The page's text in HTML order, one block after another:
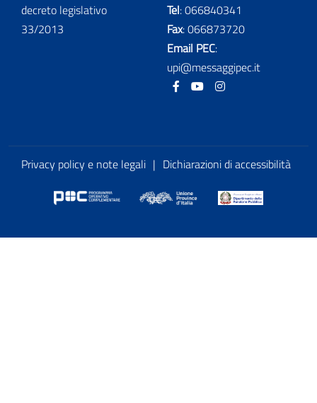
decreto legislativo
33/2013
Tel:066840341
Fax:066873720
Email PEC:
upi@messaggipec.it
FacebookYoutube
Privacy policy e note legali | Dichiarazioni di accessibilità